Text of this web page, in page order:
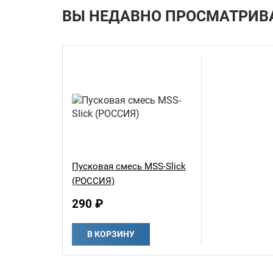
ВЫ НЕДАВНО
Пусковая смесь MSS-Slick
(РОССИЯ)
290 ₽
В КОРЗИНУ